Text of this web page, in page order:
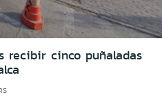
recibir cinco puñaladas